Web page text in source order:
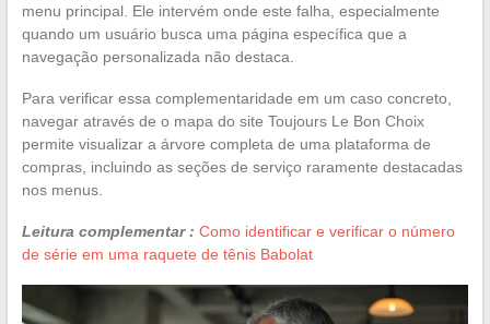
menu principal. Ele intervém onde este falha, especialmente
quando um usuário busca uma página específica que a
navegação personalizada não destaca.
Para verificar essa complementaridade em um caso concreto,
navegar através de o mapa do site Toujours Le Bon Choix
permite visualizar a árvore completa de uma plataforma de
compras, incluindo as seções de serviço raramente destacadas
nos menus.
Leitura complementar : Como identificar e verificar o número
de série em uma raquete de tênis Babolat